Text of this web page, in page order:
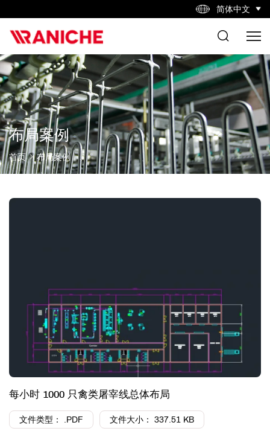
简体中文
布局案例
首页 布局案例
每小时 1000 只禽类屠宰线总体布局
文件类型： .PDF 文件大小： 337.51 KB